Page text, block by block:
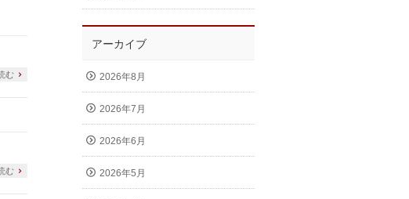
む
む
アーカイブ
2026年8月
2026年7月
2026年6月
2026年5月